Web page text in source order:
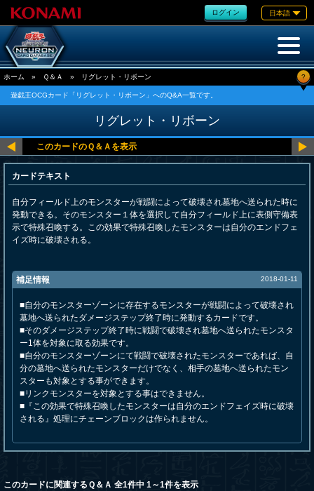
ログイン 日本語
ホーム » Ｑ＆Ａ » リグレット・リボーン ?
遊戯王OCGカード「リグレット・リボーン」へのQ&A一覧です。
リグレット・リボーン
カードテキスト
自分フィールド上のモンスターが戦闘によって破壊され墓地へ送られた時に
発動できる。そのモンスター１体を選択して自分フィールド上に表側守備表
示で特殊召喚する。この効果で特殊召喚したモンスターは自分のエンドフェ
イズ時に破壊される。
補足情報 2018-01-11
■自分のモンスターゾーンに存在するモンスターが戦闘によって破壊され
墓地へ送られたダメージステップ終了時に発動するカードです。
■そのダメージステップ終了時に戦闘で破壊され墓地へ送られたモンスタ
ー1体を対象に取る効果です。
■自分のモンスターゾーンにて戦闘で破壊されたモンスターであれば、自
分の墓地へ送られたモンスターだけでなく、相手の墓地へ送られたモン
スターも対象とする事ができます。
■リンクモンスターを対象とする事はできません。
■『この効果で特殊召喚したモンスターは自分のエンドフェイズ時に破壊
される』処理にチェーンブロックは作られません。
このカードに関連するＱ＆Ａ 全1件中 1～1件を表示